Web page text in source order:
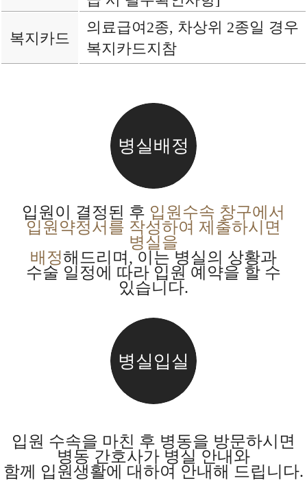
복지카드
의료급여2종, 차상위 2종일 경우
복지카드지참
병실배정
입원이 결정된 후 입원수속 창구에서
입원약정서를 작성하여 제출하시면
병실을
배정해드리며, 이는 병실의 상황과
수술 일정에 따라 입원 예약을 할 수
있습니다.
병실입실
입원 수속을 마친 후 병동을 방문하시면
병동 간호사가 병실 안내와
함께 입원생활에 대하여 안내해 드립니다.